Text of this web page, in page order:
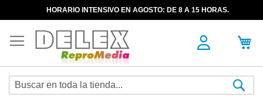
HORARIO INTENSIVO EN AGOSTO: DE 8 A 15 HORAS.